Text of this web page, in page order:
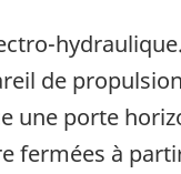
de
porte
fermées à